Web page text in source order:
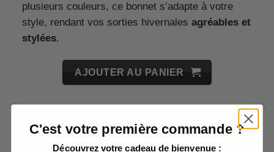
plusieurs couleurs, ce bonnet s’adapte à votre
style, rendant vos sorties hivernales agréables et
stylées.
AJOUTER AU PANIER
C'est votre première commande ?
Découvrez votre cadeau de bienvenue :